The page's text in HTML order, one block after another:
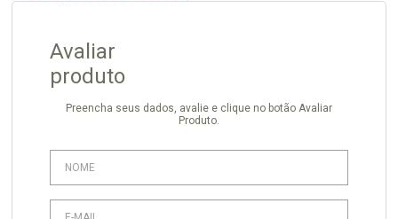
Avaliar
produto
Preencha seus dados, avalie e clique no botão Avaliar
Produto.